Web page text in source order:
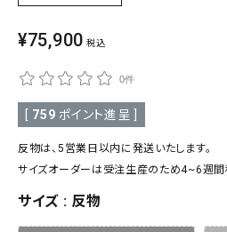
SHOPPING GUIDE
ABOUT
INFORMATION
¥75,900 税込
0件
759 ポイント進呈 ]
反物は、5営業日以内に発送いたします。
サイズオーダーは受注生産のため4~6週間
サイズ 反物